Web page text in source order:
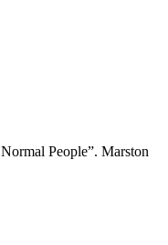
People”. Marston